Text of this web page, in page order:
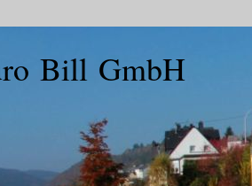
Bill GmbH